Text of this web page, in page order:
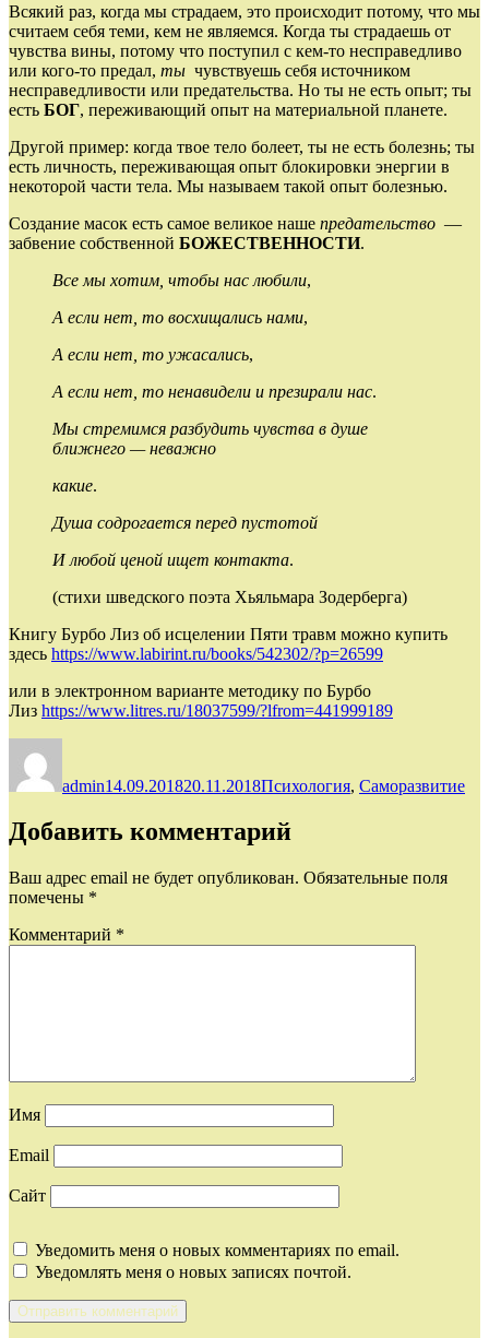
Всякий раз, когда мы страдаем, это происходит потому, что мы
считаем себя теми, кем не являемся. Когда ты страдаешь от
чувства вины, потому что поступил с кем‑то несправедливо
или кого‑то предал, ты чувствуешь себя источником
несправедливости или предательства. Но ты не есть опыт; ты
есть БОГ, переживающий опыт на материальной планете.
Другой пример: когда твое тело болеет, ты не есть болезнь; ты
есть личность, переживающая опыт блокировки энергии в
некоторой части тела. Мы называем такой опыт болезнью.
Создание масок есть самое великое наше предательство —
забвение собственной БОЖЕСТВЕННОСТИ.
Все мы хотим, чтобы нас любили,
А если нет, то восхищались нами,
А если нет, то ужасались,
А если нет, то ненавидели и презирали нас.
Мы стремимся разбудить чувства в душе
ближнего — неважно
какие.
Душа содрогается перед пустотой
И любой ценой ищет контакта.
(стихи шведского поэта Хьяльмара Зодерберга)
Книгу Бурбо Лиз об исцелении Пяти травм можно купить
здесь https://www.labirint.ru/books/542302/?p=26599
или в электронном варианте методику по Бурбо
Лиз https://www.litres.ru/18037599/?lfrom=441999189
admin14.09.201820.11.2018Психология, Саморазвитие
Добавить комментарий
Ваш адрес email не будет опубликован. Обязательные поля
помечены *
Комментарий *
Имя
Email
Сайт
Уведомить меня о новых комментариях по email.
Уведомлять меня о новых записях почтой.